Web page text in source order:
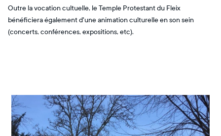
Outre la vocation cultuelle, le Temple Protestant du Fleix
bénéficiera également d'une animation culturelle en son sein
(concerts, conférences, expositions, etc).